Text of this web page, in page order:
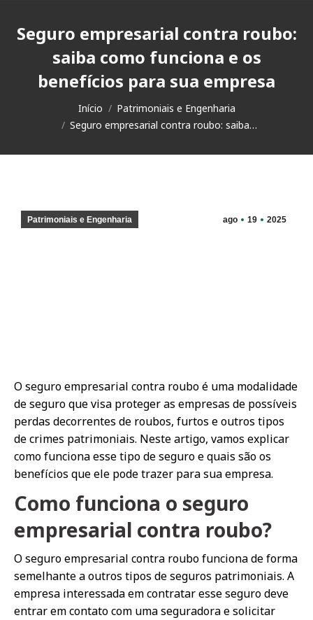
Seguro empresarial contra roubo:
saiba como funciona e os
benefícios para sua empresa
Você está aqui:Início
Patrimoniais e Engenharia
Seguro empresarial contra roubo: saiba…
ago 19 2025
Patrimoniais e Engenharia
O seguro empresarial contra roubo é uma modalidade
de seguro que visa proteger as empresas de possíveis
perdas decorrentes de roubos, furtos e outros tipos
de crimes patrimoniais. Neste artigo, vamos explicar
como funciona esse tipo de seguro e quais são os
benefícios que ele pode trazer para sua empresa.
Como funciona o seguro
empresarial contra roubo?
O seguro empresarial contra roubo funciona de forma
semelhante a outros tipos de seguros patrimoniais. A
empresa interessada em contratar esse seguro deve
entrar em contato com uma seguradora e solicitar